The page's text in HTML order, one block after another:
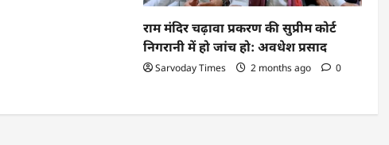
राम मंदिर चढ़ावा प्रकरण की सुप्रीम कोर्ट
निगरानी में हो जांच हो: अवधेश प्रसाद
Sarvoday Times 2 months ago 0